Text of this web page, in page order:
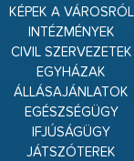
KÉPEK A VÁROSRÓL
INTÉZMÉNYEK
CIVIL SZERVEZETEK
EGYHÁZAK
ÁLLÁSAJÁNLATOK
EGÉSZSÉGÜGY
IFJÚSÁGÜGY
JÁTSZÓTEREK